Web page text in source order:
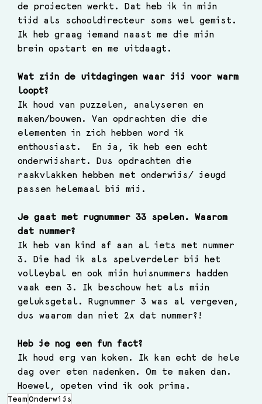
de projecten werkt. Dat heb ik in mijn
tijd als schooldirecteur soms wel gemist.
Ik heb graag iemand naast me die mijn
brein opstart en me uitdaagt.
Wat zijn de uitdagingen waar jij voor warm
loopt?
Ik houd van puzzelen, analyseren en
maken/bouwen. Van opdrachten die die
elementen in zich hebben word ik
enthousiast.  En ja, ik heb een echt
onderwijshart. Dus opdrachten die
raakvlakken hebben met onderwijs/ jeugd
passen helemaal bij mij.
Je gaat met rugnummer 33 spelen. Waarom
dat nummer?
Ik heb van kind af aan al iets met nummer
3. Die had ik als spelverdeler bij het
volleybal en ook mijn huisnummers hadden
vaak een 3. Ik beschouw het als mijn
geluksgetal. Rugnummer 3 was al vergeven,
dus waarom dan niet 2x dat nummer?!
Heb je nog een fun fact?
Ik houd erg van koken. Ik kan echt de hele
dag over eten nadenken. Om te maken dan.
Hoewel, opeten vind ik ook prima.
Team Onderwijs